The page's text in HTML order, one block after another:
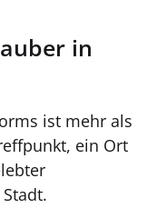
in
ist mehr als
ein Ort